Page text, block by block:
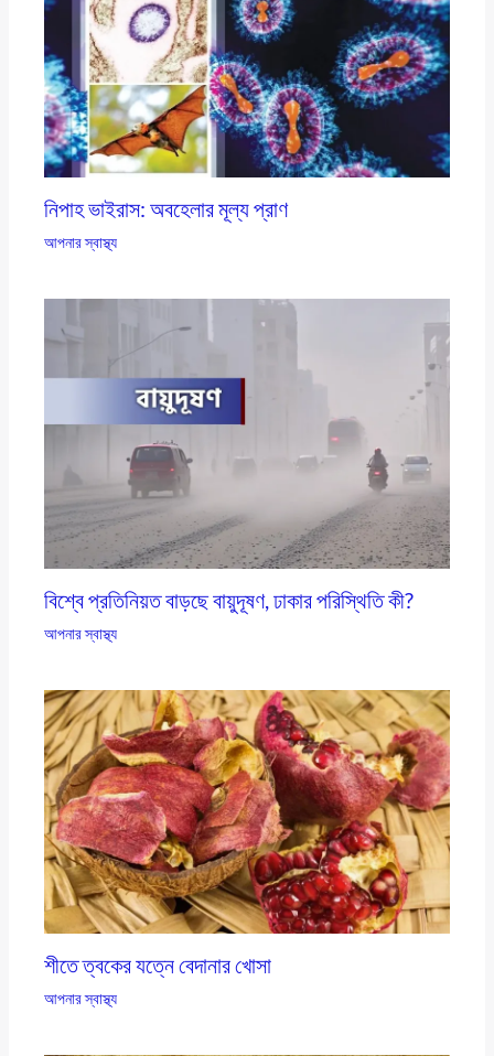
নিপাহ ভাইরাস: অবহেলার মূল্য প্রাণ
আপনার স্বাস্থ্য
বিশ্বে প্রতিনিয়ত বাড়ছে বায়ুদূষণ, ঢাকার পরিস্থিতি কী?
আপনার স্বাস্থ্য
শীতে ত্বকের যত্নে বেদানার খোসা
আপনার স্বাস্থ্য